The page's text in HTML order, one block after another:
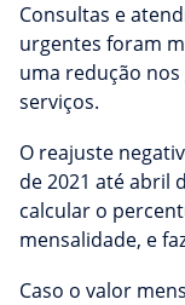
Consultas e
urgentes foram
uma redução
serviços.
O reajuste
de 2021 até abril
calcular o
mensalidade, e
Caso o valor